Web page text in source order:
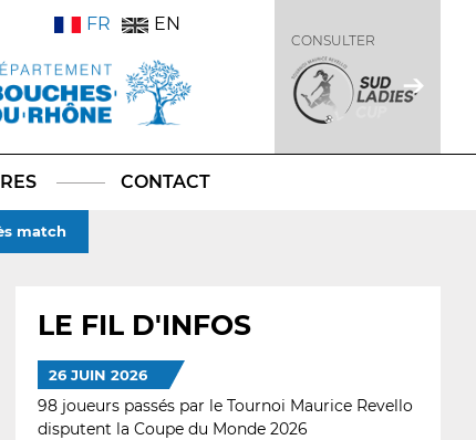
FR EN
CONSULTER
CONTACT
match
LE FIL D'INFOS
26 JUIN 2026
98 joueurs passés par le Tournoi Maurice Revello
disputent la Coupe du Monde 2026